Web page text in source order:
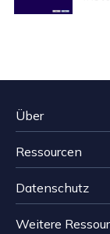
Über
Impressum
Reviews &
Kontakt EaseUS
Ressourcen
Tipps zur
Tipps zur Mac
Datenschutz
Weitere